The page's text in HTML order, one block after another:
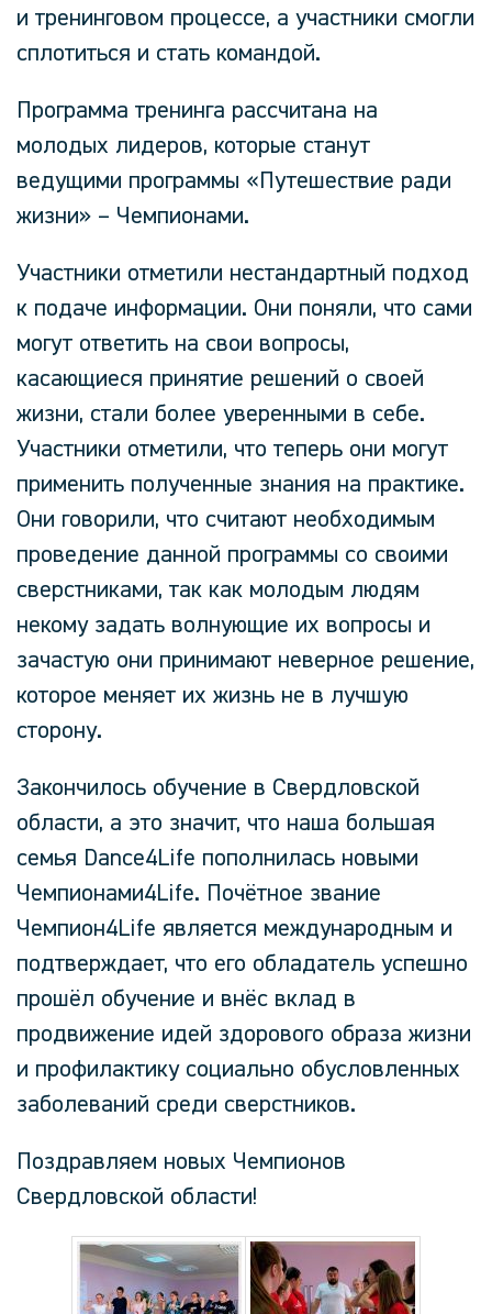
и тренинговом процессе, а участники смогли
сплотиться и стать командой.
Программа тренинга рассчитана на
молодых лидеров, которые станут
ведущими программы «Путешествие ради
жизни» – Чемпионами.
Участники отметили нестандартный подход
к подаче информации. Они поняли, что сами
могут ответить на свои вопросы,
касающиеся принятие решений о своей
жизни, стали более уверенными в себе.
Участники отметили, что теперь они могут
применить полученные знания на практике.
Они говорили, что считают необходимым
проведение данной программы со своими
сверстниками, так как молодым людям
некому задать волнующие их вопросы и
зачастую они принимают неверное решение,
которое меняет их жизнь не в лучшую
сторону.
Закончилось обучение в Свердловской
области, а это значит, что наша большая
семья Dance4Life пополнилась новыми
Чемпионами4Life. Почётное звание
Чемпион4Life является международным и
подтверждает, что его обладатель успешно
прошёл обучение и внёс вклад в
продвижение идей здорового образа жизни
и профилактику социально обусловленных
заболеваний среди сверстников.
Поздравляем новых Чемпионов
Свердловской области!